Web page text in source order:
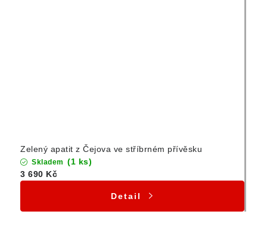
Zelený apatit z Čejova ve stříbrném přívěsku
Skladem (1 ks)
3 690 Kč
Detail